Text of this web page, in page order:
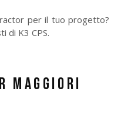
per il tuo progetto?
di K3 CPS.
MAGGIORI